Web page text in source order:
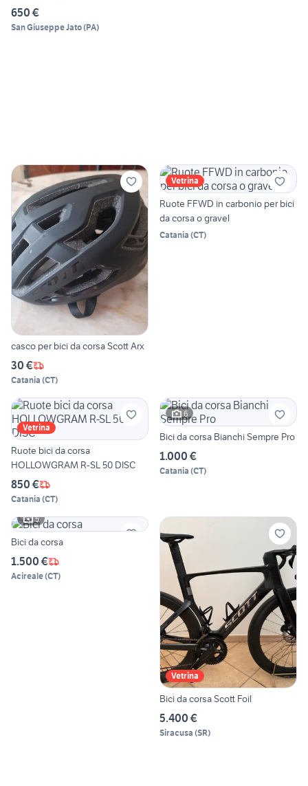
650 €
San Giuseppe Jato(PA)
casco per bici da corsa Scott Arx
30 €
Catania (CT)
Vetrina
Ruote FFWD in carbonio per bici
da corsa o gravel
Catania (CT)
Vetrina
Ruote bici da corsa
HOLLOWGRAM R-SL 50 DISC
850 €
Catania (CT)
6
Bici da corsa Bianchi Sempre Pro
1.000 €
Catania (CT)
5
Bici da corsa
1.500 €
Acireale(CT)
Vetrina
Bici da corsa Scott Foil
5.400 €
Siracusa (SR)